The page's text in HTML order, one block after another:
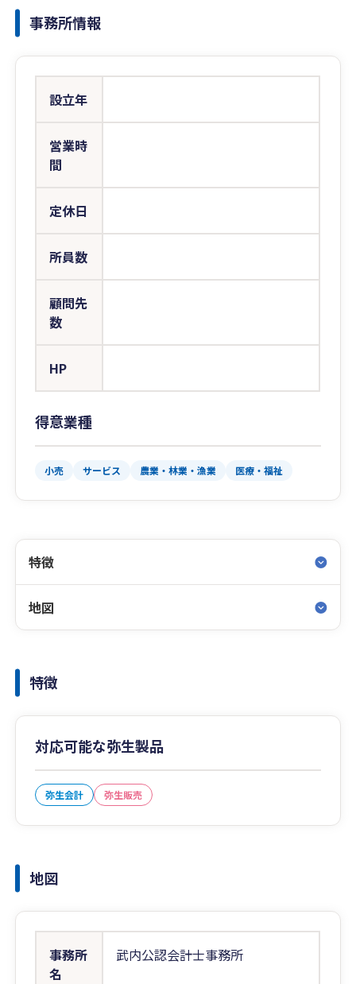
事務所情報
設立年
営業時
間
定休日
所員数
顧問先
数
HP
得意業種
小売 サービス 農業・林業・漁業 医療・福祉
特徴
地図
特徴
対応可能な弥生製品
弥生会計 弥生販売
地図
事務所
名
武内公認会計士事務所